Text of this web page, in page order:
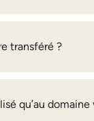
transféré ?
qu’au